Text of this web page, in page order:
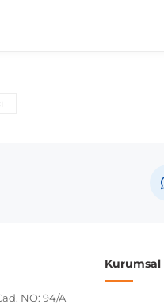
NO: 94/A